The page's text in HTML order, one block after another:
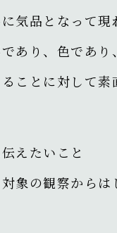
気品となって現
あり、色であり
ことに対して素
えたいこと
象の観察から